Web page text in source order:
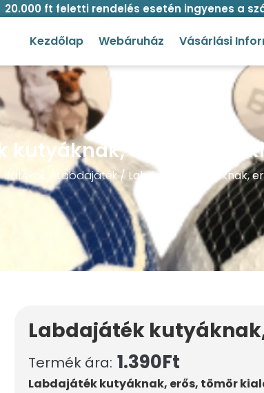
20.000 ft feletti rendelés esetén ingyenes a
Kezdőlap Webáruház Vásárlási
kutyáknak, erős, tömör
Játékok / Labdajáték/ Labdajáték kutyáknak,
Labdajáték
Termék ára: 1.390Ft
Labdajáték kutyáknak, erős, tömör